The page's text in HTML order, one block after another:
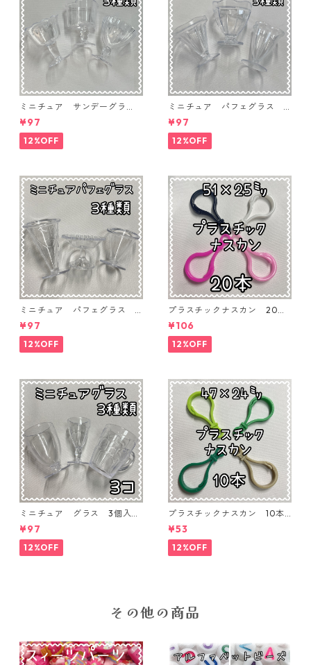
ミニチュア サンデーグラ
ス 3個入り【MNT-GLS-3P-
04】
¥97
12%OFF
ミニチュア パフェグラス 3
個入り【MNT-GLS-3P-03】
¥97
12%OFF
ミニチュア パフェグラス 3
個入り【MNT-GLS-3P-02】
¥97
12%OFF
プラスチックナスカン 20本
入り【PK-20】
¥106
12%OFF
ミニチュア グラス 3個入り
【MNT-GLS-3P-01】
¥97
12%OFF
プラスチックナスカン 10本
入り【PK-10】
¥53
12%OFF
その他の商品